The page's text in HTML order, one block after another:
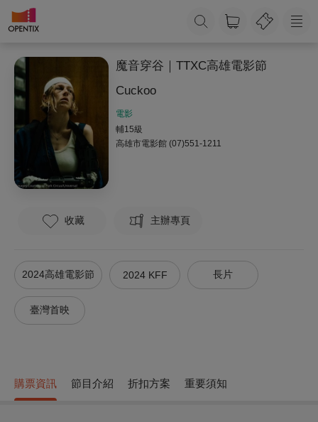
魔音穿谷｜TTXC高雄電影節
Cuckoo
電影
輔15級
高雄市電影館 (07)551-1211
收藏 主辦專頁
2024高雄電影節 2024 KFF 長片
臺灣首映
購票資訊 節目介紹 折扣方案 重要須知